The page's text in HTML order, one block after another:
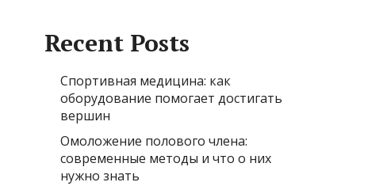
Recent Posts
Спортивная медицина: как
оборудование помогает достигать
вершин
Омоложение полового члена:
современные методы и что о них
нужно знать